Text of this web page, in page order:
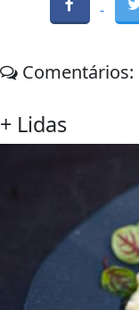
Comentários:
+ Lidas